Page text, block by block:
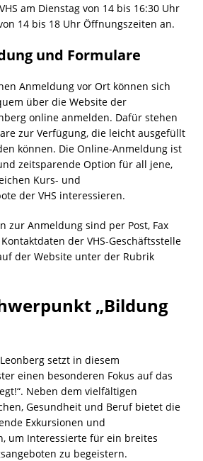
am Dienstag von 14 bis 16:30 Uhr
14 bis 18 Uhr Öffnungszeiten an.
und Formulare
Anmeldung vor Ort können sich
über die Website der
online anmelden. Dafür stehen
zur Verfügung, die leicht ausgefüllt
können. Die Online-Anmeldung ist
zeitsparende Option für all jene,
Kurs- und
der VHS interessieren.
zur Anmeldung sind per Post, Fax
der VHS-Geschäftsstelle
der Website unter der Rubrik
„Bildung
setzt in diesem
einen besonderen Fokus auf das
Neben dem vielfältigen
Gesundheit und Beruf bietet die
Exkursionen und
um Interessierte für ein breites
zu begeistern.